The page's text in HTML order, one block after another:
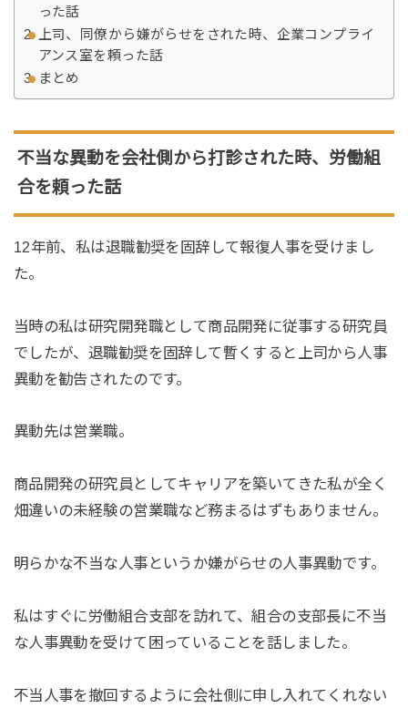
った話
上司、同僚から嫌がらせをされた時、企業コンプライ
アンス室を頼った話
まとめ
不当な異動を会社側から打診された時、労働組
合を頼った話
12年前、私は退職勧奨を固辞して報復人事を受けまし
た。
当時の私は研究開発職として商品開発に従事する研究員
でしたが、退職勧奨を固辞して暫くすると上司から人事
異動を勧告されたのです。
異動先は営業職。
商品開発の研究員としてキャリアを築いてきた私が全く
畑違いの未経験の営業職など務まるはずもありません。
明らかな不当な人事というか嫌がらせの人事異動です。
私はすぐに労働組合支部を訪れて、組合の支部長に不当
な人事異動を受けて困っていることを話しました。
不当人事を撤回するように会社側に申し入れてくれない